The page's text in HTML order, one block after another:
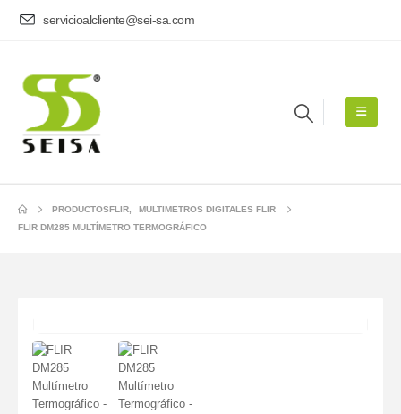
servicioalcliente@sei-sa.com
PRODUCTOSFLIR,
MULTIMETROS DIGITALES FLIR
FLIR DM285 MULTÍMETRO TERMOGRÁFICO